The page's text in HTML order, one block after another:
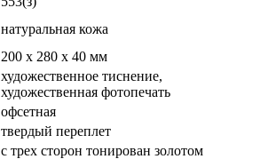
натуральная кожа
200 х 280 х 40 мм
художественное тиснение,
художественная фотопечать
офсетная
твердый переплет
с трех сторон тонирован золотом